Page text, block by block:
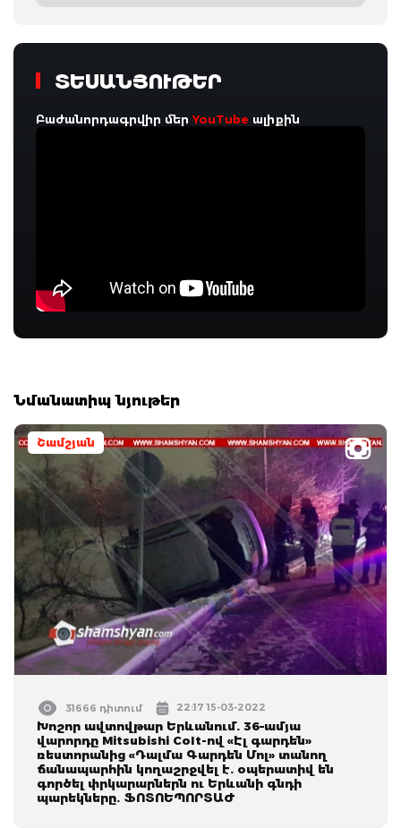
ՏԵՍԱՆՅՈՒԹԵՐ
Բաժանորդագրվիր մերYouTube ալիքին
Նմանատիպ նյութեր
Շամշյան
31666 դիտում 22:17 15-03-2022
Խոշոր ավտովթար Երևանում. 36–ամյա
վարորդը Mitsubishi Colt-ով «Էլ գարդեն»
ռեստորանից «Դալմա Գարդեն Մոլ» տանող
ճանապարհին կողաշրջվել է. օպերատիվ են
գործել փրկարարներն ու Երևանի գնդի
պարեկները. ՖՈՏՈԵՊՈՐՏԱԺ